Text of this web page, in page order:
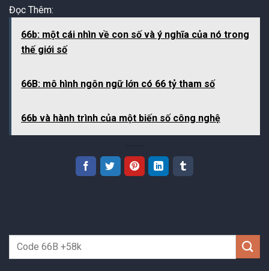
Đọc Thêm:
66b: một cái nhìn về con số và ý nghĩa của nó trong
thế giới số
66B: mô hình ngôn ngữ lớn có 66 tỷ tham số
66b và hành trình của một biến số công nghệ